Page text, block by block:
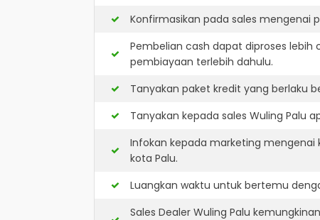
Konfirmasikan pada sales
Pembelian cash dapat diproses
pembiayaan terlebih dahulu.
Tanyakan paket kredit yang berlaku
Tanyakan kepada sales Wuling Palu
Infokan kepada marketing
kota Palu.
Luangkan waktu untuk bertemu
Sales Dealer Wuling Palu